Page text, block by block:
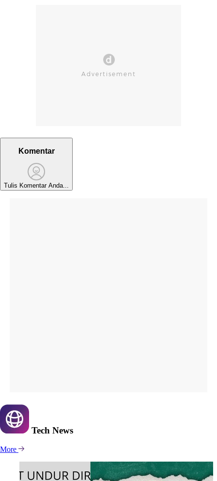
Komentar
Tulis Komentar Anda...
Tech News
More